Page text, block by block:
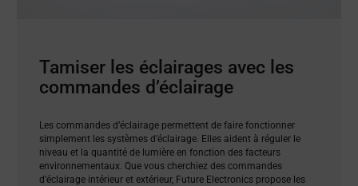
Tamiser les éclairages avec les
commandes d’éclairage
Les commandes d’éclairage permettent de faire fonctionner
simplement les systèmes d’éclairage. Elles aident à réguler le
niveau et la quantité de lumière en fonction des facteurs
environnementaux. Que vous cherchiez des commandes
d’éclairage intérieur et extérieur, Future Electronics propose les